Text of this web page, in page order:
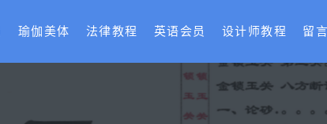
瑜伽美体 法律教程 英语会员 设计师教程 留